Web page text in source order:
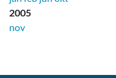
2005
nov